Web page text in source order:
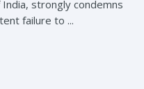
strongly condemns
failure to ...